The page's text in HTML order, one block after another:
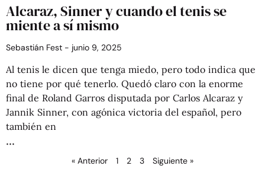
Alcaraz, Sinner y cuando el tenis se
miente a sí mismo
Sebastián Fest junio 9, 2025
Al tenis le dicen que tenga miedo, pero todo indica que
no tiene por qué tenerlo. Quedó claro con la enorme
final de Roland Garros disputada por Carlos Alcaraz y
Jannik Sinner, con agónica victoria del español, pero
también en
« Anterior 1 2 3 Siguiente »